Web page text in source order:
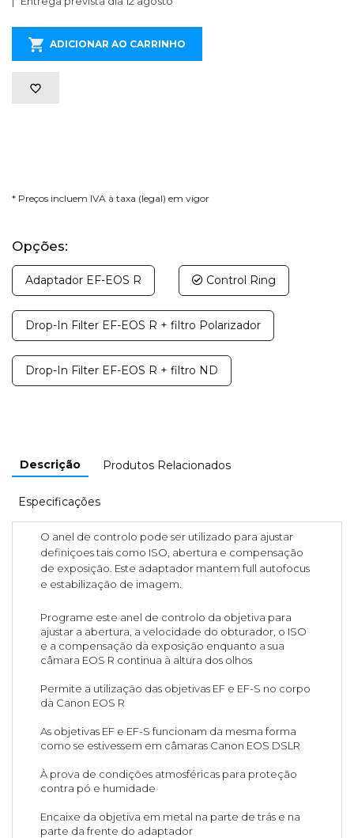
ADICIONAR AO CARRINHO
* Preços incluem IVA à taxa (legal) em vigor
Opções:
Adaptador EF-EOS R Control Ring
Drop-In Filter EF-EOS R + filtro Polarizador
Drop-In Filter EF-EOS R + filtro ND
Descrição Produtos Relacionados
Especificações
O anel de controlo pode ser utilizado para ajustar
definiçoes tais como ISO, abertura e compensação
de exposição. Este adaptador mantem full autofocus
e estabilização de imagem.
Programe este anel de controlo da objetiva para
ajustar a abertura, a velocidade do obturador, o ISO
e a compensação da exposição enquanto a sua
câmara EOS R continua à altura dos olhos
Permite a utilização das objetivas EF e EF-S no corpo
da Canon EOS R
As objetivas EF e EF-S funcionam da mesma forma
como se estivessem em câmaras Canon EOS DSLR
À prova de condições atmosféricas para proteção
contra pó e humidade
Encaixe da objetiva em metal na parte de trás e na
parte da frente do adaptador